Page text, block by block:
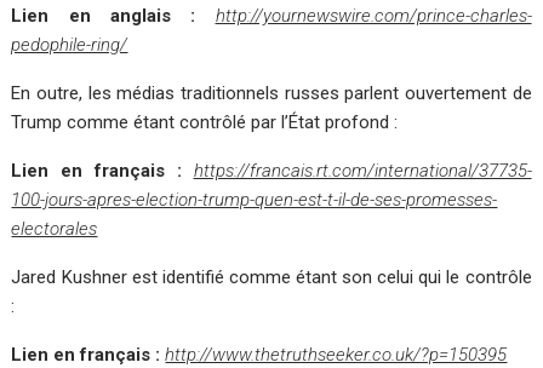
Lien en anglais : http://yournewswire.com/prince-charles-
pedophile-ring/
En outre, les médias traditionnels russes parlent ouvertement de
Trump comme étant contrôlé par l’État profond :
Lien en français : https://francais.rt.com/international/37735-
100-jours-apres-election-trump-quen-est-t-il-de-ses-promesses-
electorales
Jared Kushner est identifié comme étant son celui qui le contrôle
:
Lien en français :http://www.thetruthseeker.co.uk/?p=150395